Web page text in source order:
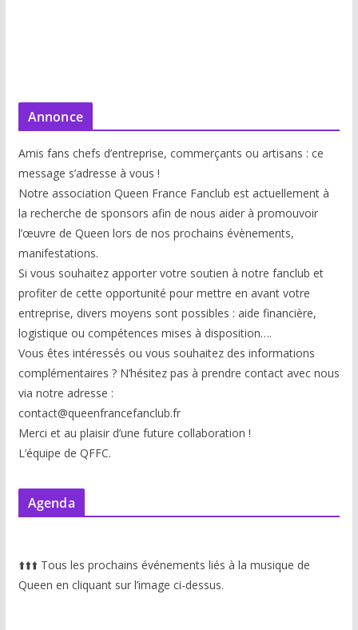
Annonce
Amis fans chefs d’entreprise, commerçants ou artisans : ce
message s’adresse à vous !
Notre association Queen France Fanclub est actuellement à
la recherche de sponsors afin de nous aider à promouvoir
l’œuvre de Queen lors de nos prochains évènements,
manifestations.
Si vous souhaitez apporter votre soutien à notre fanclub et
profiter de cette opportunité pour mettre en avant votre
entreprise, divers moyens sont possibles : aide financière,
logistique ou compétences mises à disposition….
Vous êtes intéressés ou vous souhaitez des informations
complémentaires ? N’hésitez pas à prendre contact avec nous
via notre adresse :
contact@queenfrancefanclub.fr
Merci et au plaisir d’une future collaboration !
L’équipe de QFFC.
Agenda
⬆️⬆️⬆️ Tous les prochains événements liés à la musique de
Queen en cliquant sur l’image ci-dessus.